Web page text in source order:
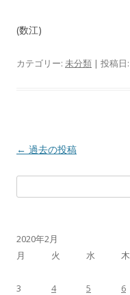
(数江)
カテゴリー: 未分類 | 投稿日:
投
ー
ョ
← 過去の投稿
索
2020年2月
月
火 水 木
3
4 5 6